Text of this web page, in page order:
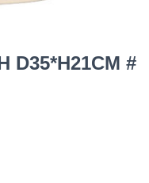
D35*H21CM #